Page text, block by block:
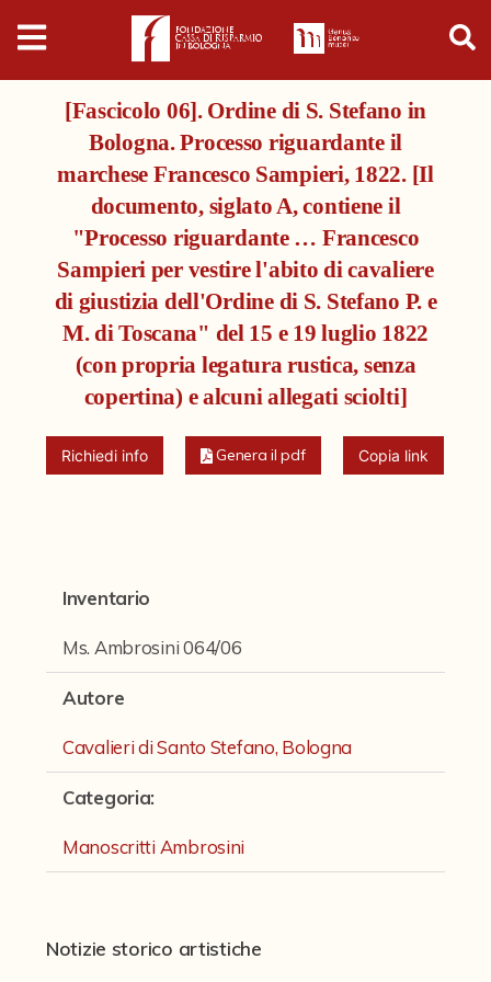
Digital
Humanities
Donazioni
Pubblicazioni
Collezioni
Arti Applicate
Cataloghi storici
Disegni
Manoscritti Ambrosini
Manoscritti Silvani
Miscellanea speciale di manoscritti e materiali documentari
Sculture
[Fascicolo 06]. Ordine di S. Stefano in
Bologna. Processo riguardante il
marchese Francesco Sampieri, 1822. [Il
documento, siglato A, contiene il
"Processo riguardante … Francesco
Sampieri per vestire l'abito di cavaliere
di giustizia dell'Ordine di S. Stefano P. e
M. di Toscana" del 15 e 19 luglio 1822
(con propria legatura rustica, senza
copertina) e alcuni allegati sciolti]
Richiedi info Genera il pdf Copia link
Inventario
Ms. Ambrosini 064/06
Autore
Cavalieri di Santo Stefano, Bologna
Categoria:
Manoscritti Ambrosini
Notizie storico artistiche